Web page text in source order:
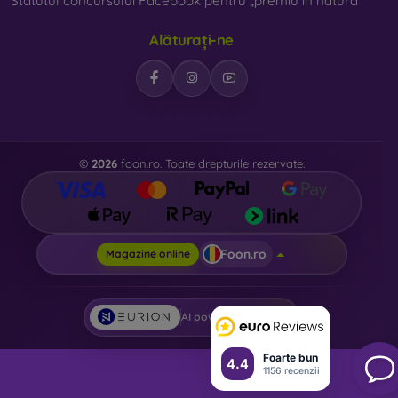
4.4 Foarte bun
1156 recenzii
Alăturați-ne
© 2026foon.ro. Toate drepturile rezervate.
Magazine online Foon.ro
AI powered by